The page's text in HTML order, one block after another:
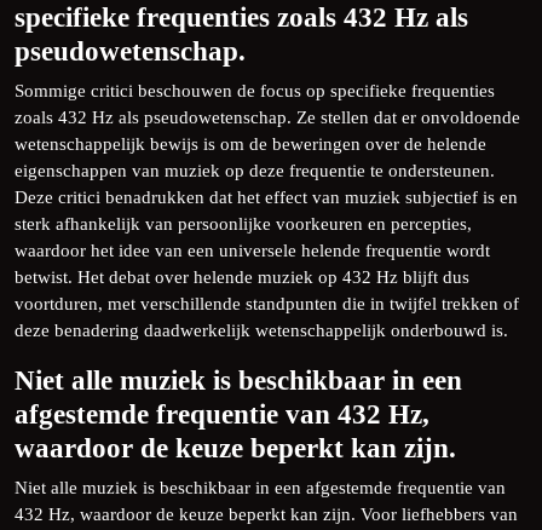
specifieke frequenties zoals 432 Hz als
pseudowetenschap.
Sommige critici beschouwen de focus op specifieke frequenties
zoals 432 Hz als pseudowetenschap. Ze stellen dat er onvoldoende
wetenschappelijk bewijs is om de beweringen over de helende
eigenschappen van muziek op deze frequentie te ondersteunen.
Deze critici benadrukken dat het effect van muziek subjectief is en
sterk afhankelijk van persoonlijke voorkeuren en percepties,
waardoor het idee van een universele helende frequentie wordt
betwist. Het debat over helende muziek op 432 Hz blijft dus
voortduren, met verschillende standpunten die in twijfel trekken of
deze benadering daadwerkelijk wetenschappelijk onderbouwd is.
Niet alle muziek is beschikbaar in een
afgestemde frequentie van 432 Hz,
waardoor de keuze beperkt kan zijn.
Niet alle muziek is beschikbaar in een afgestemde frequentie van
432 Hz, waardoor de keuze beperkt kan zijn. Voor liefhebbers van